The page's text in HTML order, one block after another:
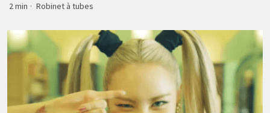
2 min · Robinet à tubes